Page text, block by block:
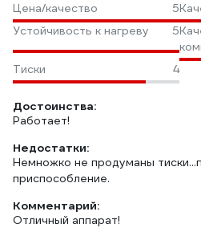
Цена/качество 5
Устойчивость к нагреву
5
Тиски 4
Достоинства:
Работает!
Недостатки:
Немножко не продуманы
приспособление.
Комментарий:
Отличный аппарат!